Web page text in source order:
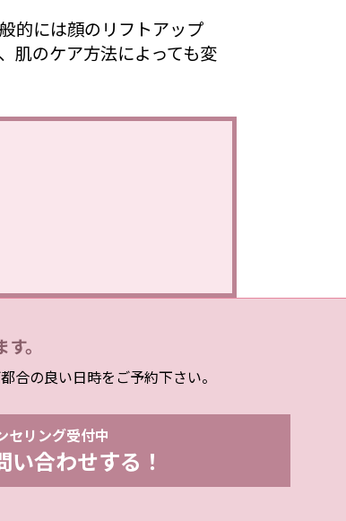
的には顔のリフトアップ
肌のケア方法によっても変
。
合の良い日時をご予約下さい。
セリング受付中
い合わせする！